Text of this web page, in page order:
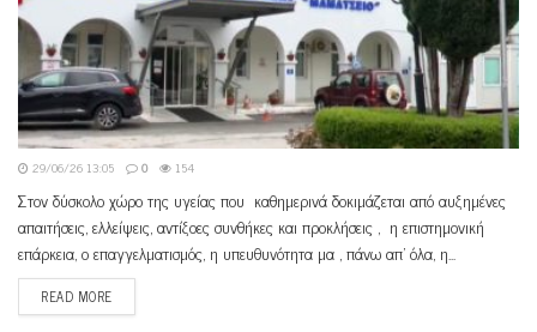
29/06/26 13:05 0 154
Στον δύσκολο χώρο της υγείας που καθημερινά δοκιμάζεται από αυξημένες
απαιτήσεις, ελλείψεις, αντίξοες συνθήκες και προκλήσεις , η επιστημονική
επάρκεια, ο επαγγελματισμός, η υπευθυνότητα μα , πάνω απ' όλα, η...
READ MORE